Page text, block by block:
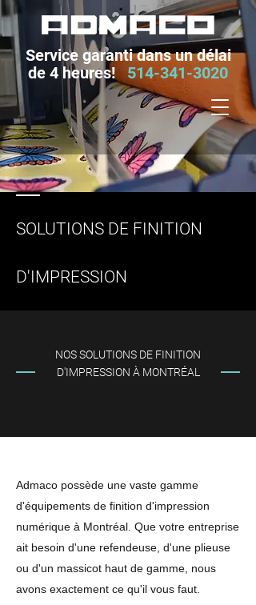
Service garanti dans un délai
de 4 heures! 514-341-3020
SOLUTIONS DE FINITION
D'IMPRESSION
NOS SOLUTIONS DE FINITION
D'IMPRESSION À MONTRÉAL
Admaco possède une vaste gamme
d'équipements de finition d'impression
numérique à Montréal. Que votre entreprise
ait besoin d'une refendeuse, d'une plieuse
ou d'un massicot haut de gamme, nous
avons exactement ce qu'il vous faut.